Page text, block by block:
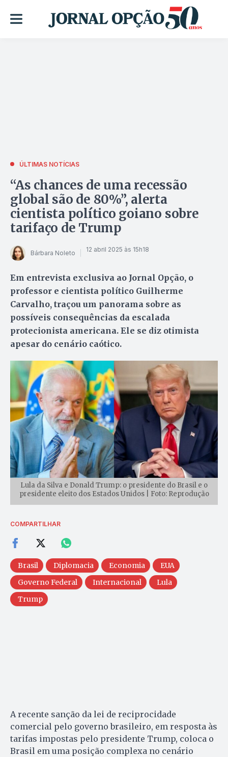
ÚLTIMAS NOTÍCIAS
“As chances de uma recessão
global são de 80%”, alerta
cientista político goiano sobre
tarifaço de Trump
Bárbara Noleto 12 abril 2025 às 15h18
Em entrevista exclusiva ao Jornal Opção, o
professor e cientista político Guilherme
Carvalho, traçou um panorama sobre as
possíveis consequências da escalada
protecionista americana. Ele se diz otimista
apesar do cenário caótico.
Lula da Silva e Donald Trump: o presidente do Brasil e o
presidente eleito dos Estados Unidos | Foto: Reprodução
COMPARTILHAR
Brasil Diplomacia Economia
EUA
Governo Federal
Internacional
Lula
Trump
A recente sanção da lei de reciprocidade
comercial pelo governo brasileiro, em resposta às
tarifas impostas pelo presidente Trump, coloca o
Brasil em uma posição complexa no cenário